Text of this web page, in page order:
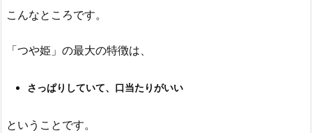
こんなところです。
「つや姫」の最大の特徴は、
さっぱりしていて、口当たりがいい
ということです。